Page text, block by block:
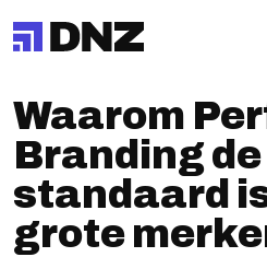
Waarom
Branding
standaard
grote